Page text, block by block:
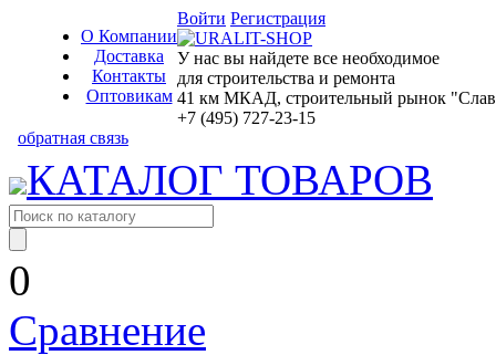
О Компании
Доставка
Контакты
Оптовикам
Войти Регистрация
У нас вы найдете все необходимое
для строительства и ремонта
41 км МКАД, строительный рынок
+7 (495) 727-23-15
обратная связь
КАТАЛОГ ТОВАРОВ
0
Сравнение